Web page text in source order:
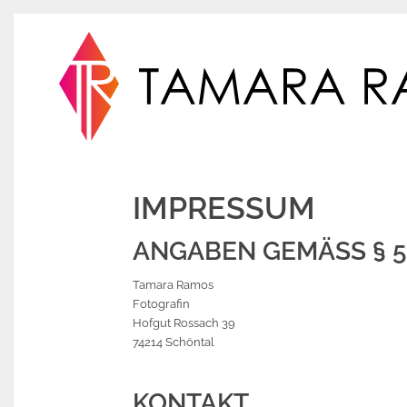
IMPRESSUM
ANGABEN GEMÄSS § 5
Tamara Ramos
Fotografin
Hofgut Rossach 39
74214 Schöntal